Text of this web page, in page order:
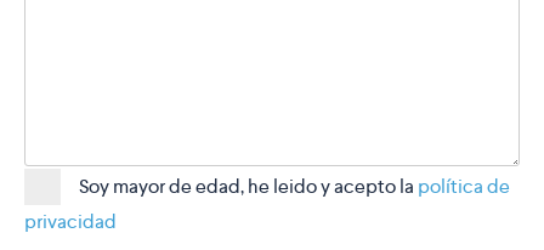
Soy mayor de edad, he leido y acepto la política de
privacidad